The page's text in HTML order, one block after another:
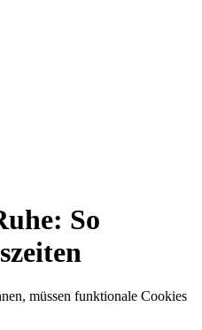
So
müssen funktionale Cookies